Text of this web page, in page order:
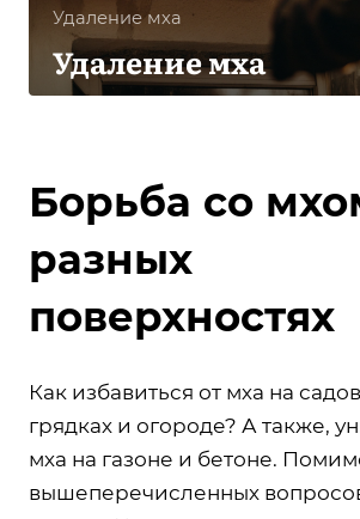
Удаление мха
Удаление мха
Борьба со
разных
поверхностях
Как избавиться от мха на
грядках и огороде? А также,
мха на газоне и бетоне.
вышеперечисленных